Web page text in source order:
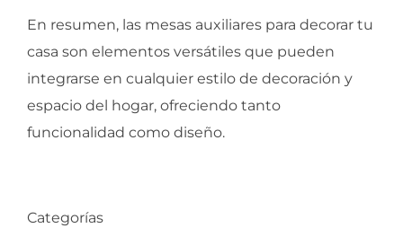
En resumen, las mesas auxiliares para decorar tu
casa son elementos versátiles que pueden
integrarse en cualquier estilo de decoración y
espacio del hogar, ofreciendo tanto
funcionalidad como diseño.
Categorías